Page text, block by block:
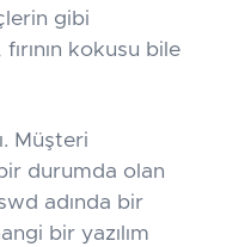
gibi
kokusu bile
Müşteri
durumda olan
adında bir
bir yazılım